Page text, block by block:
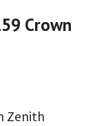
Crown
Zenith